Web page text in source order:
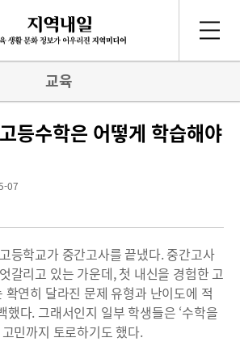
교육
등수학은 어떻게 학습해야
07
등학교가 중간고사를 끝냈다. 중간고사
갈리고 있는 가운데, 첫 내신을 경험한 고
확연히 달라진 문제 유형과 난이도에 적
했다. 그래서인지 일부 학생들은 ‘수학을
민까지 토로하기도 했다.